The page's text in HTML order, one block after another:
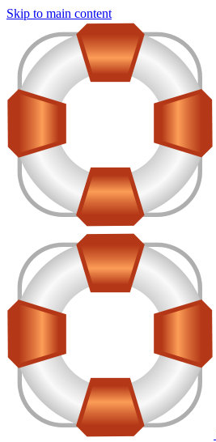
Skip to main content